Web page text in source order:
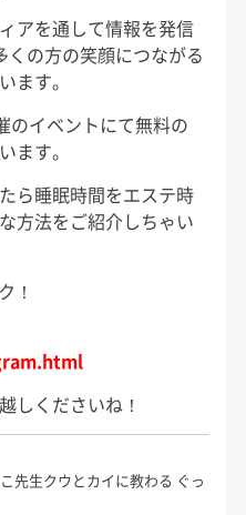
アを通して情報を発信
の方の笑顔につながる
ます。
のイベントにて無料の
ます。
ら睡眠時間をエステ時
方法をご紹介しちゃい
！
しくださいね！
先生クウとカイに教わる ぐっ